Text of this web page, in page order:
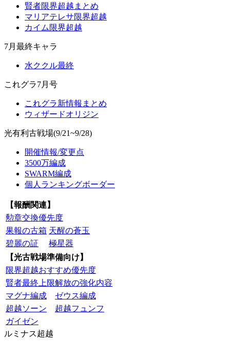
賢者限界超越まとめ
マリアテレサ限界超越
カイム限界超越
7月最終キャラ
水ククル最終
これグラ7月号
これグラ新情報まとめ
ウィザードオリジン
光有利古戦場(9/21~9/28)
開催情報/変更点
3500万編成
SWARM編成
個人ランキングボーダー
【報酬関連】
勲章交換優先度
果報の古箱 天醒の蒼玉
碧麗の証
極星器
【光古戦場準備向け】
限界超越おすすめ優先度
賢者最終上限解放の強化内容
マグナ編成
ゼウス編成
超越ソーン
超越フュンフ
ガイゼン
ルミナス超越